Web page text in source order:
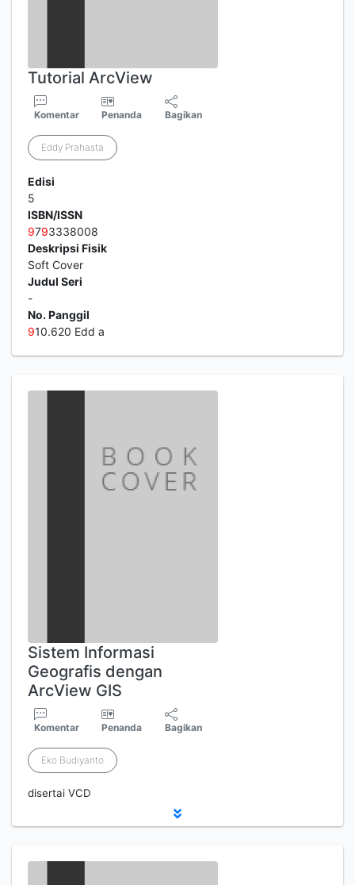
Tutorial ArcView
Komentar Penanda Bagikan
Eddy Prahasta
Edisi
5
ISBN/ISSN
9793338008
Deskripsi Fisik
Soft Cover
Judul Seri
-
No. Panggil
910.620 Edd a
Sistem Informasi
Geografis dengan
ArcView GIS
Komentar Penanda Bagikan
Eko Budiyanto
disertai VCD